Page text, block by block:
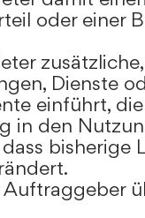
oder einer
Dienste
einführt,
in den
bisherige